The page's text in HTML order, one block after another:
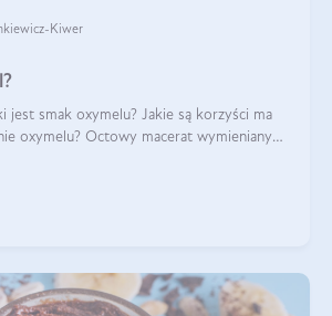
Kiwer
jest smak oxymelu? Jakie są korzyści ma
oxymelu? Octowy macerat wymieniany